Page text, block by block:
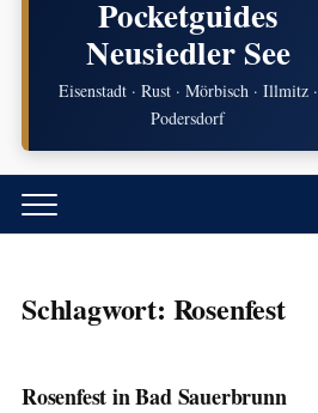
Pocketguides
Neusiedler See
Eisenstadt · Rust · Mörbisch · Illmitz ·
Podersdorf
Schlagwort: Rosenfest
Rosenfest in Bad Sauerbrunn